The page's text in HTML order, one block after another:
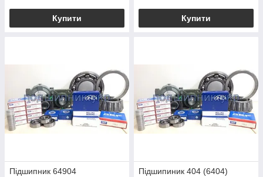
Купити Купити
Підшипник 64904
Підшипиник 404 (6404)